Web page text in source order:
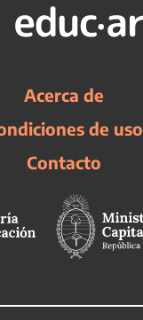
Acerca de
de uso
Contacto